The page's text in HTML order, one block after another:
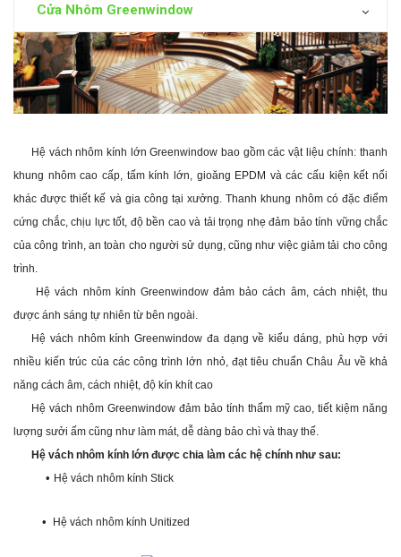
Cửa Nhôm Greenwindow
Hệ vách nhôm kính lớn Greenwindow bao gồm các vật liệu chính: thanh
khung nhôm cao cấp, tấm kính lớn, gioăng EPDM và các cấu kiện kết nối
khác được thiết kế và gia công tại xưởng. Thanh khung nhôm có đặc điểm
cứng chắc, chịu lực tốt, độ bền cao và tải trọng nhẹ đảm bảo tính vững chắc
của công trình, an toàn cho người sử dụng, cũng như việc giảm tải cho công
trình.
Hệ vách nhôm kính Greenwindow đảm bảo cách âm, cách nhiệt, thu
được ánh sáng tự nhiên từ bên ngoài.
Hệ vách nhôm kính Greenwindow đa dạng về kiểu dáng, phù hợp với
nhiều kiến trúc của các công trình lớn nhỏ, đạt tiêu chuẩn Châu Âu về khả
năng cách âm, cách nhiệt, độ kín khít cao
Hệ vách nhôm Greenwindow đảm bảo tính thẩm mỹ cao, tiết kiệm năng
lượng sưởi ấm cũng như làm mát, dễ dàng bảo chì và thay thế.
Hệ vách nhôm kính lớn được chia làm các hệ chính như sau:
• Hệ vách nhôm kính Stick
• Hệ vách nhôm kính Unitized